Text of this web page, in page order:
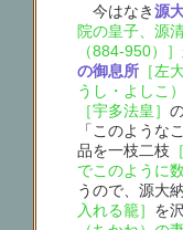
今はなき源
院の皇子、源
（884-950）］
の御息所 ［左
うし・よしこ
［宇多法皇］
「このような
品を一枝二枝
でこのように
うので、源大
入れる籠］ を